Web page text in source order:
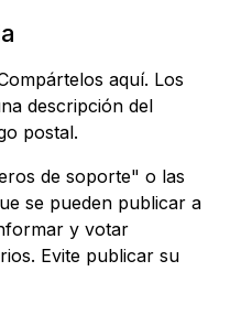
aquí. Los
descripción del
postal.
de soporte" o las
se pueden publicar a
y votar
Evite publicar su